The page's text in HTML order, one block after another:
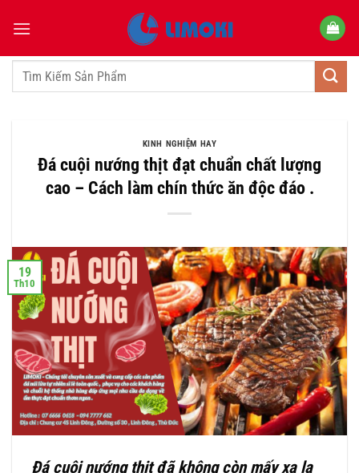
qua
dungTìm
KINH NGHIỆM HAY
Đá cuội nướng thịt đạt chuẩn chất lượng
cao – Cách làm chín thức ăn độc đáo .
19
Th10
Đá cuội nướng thịt đã không còn mấy xa lạ